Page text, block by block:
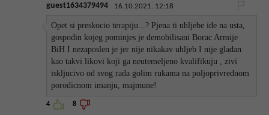
guest1634379494 16.10.2021. 12:18
Opet si preskocio terapiju...? Pjena ti uhljebe ide na usta,
gospodin kojeg pominjes je demobilisani Borac Armije
BiH I nezaposlen je jer nije nikakav uhljeb I nije gladan
kao takvi likovi koji ga neutemeljeno kvalifikuju , zivi
iskljucivo od svog rada golim rukama na poljoprivrednom
porodicnom imanju, majmune!
4 8